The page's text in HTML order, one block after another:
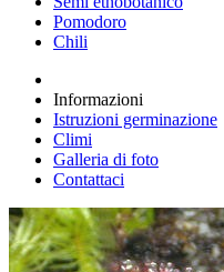
Pomodoro
Chili
Informazioni
Istruzioni germinazione
Climi
Galleria di foto
Contattaci